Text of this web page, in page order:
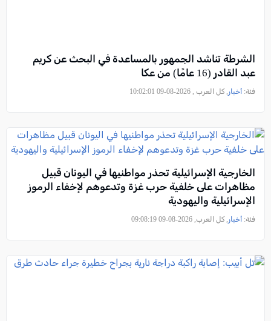
الشرطة تناشد الجمهور بالمساعدة في البحث عن كريم
عبد القادر (16 عامًا) من عكا
فئة: أخبار , كل العرب , 2026-08-09 10:02:01
الخارجية الإسرائيلية تحذر مواطنيها في اليونان قبيل
مظاهرات على خلفية حرب غزة وتدعوهم لإخفاء الرموز
الإسرائيلية واليهودية
فئة: أخبار , كل العرب, 2026-08-09 09:08:19